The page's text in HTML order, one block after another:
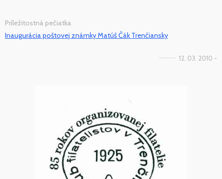
Príležitostná pečiatka
Inaugurácia poštovej známky Matúš Čák Trenčiansky
12. 03. 2010 -